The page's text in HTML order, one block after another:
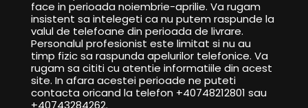
face in perioada noiembrie-aprilie. Va rugam
insistent sa intelegeti ca nu putem raspunde la
valul de telefoane din perioada de livrare.
Personalul profesionist este limitat si nu au
timp fizic sa raspunda apelurilor telefonice. Va
rugam sa cititi cu atentie informatiile din acest
site. In afara acestei perioade ne puteti
contacta oricand la telefon +40748212801 sau
+40743284262.